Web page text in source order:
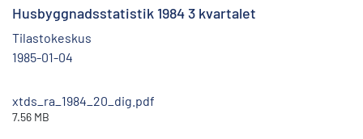
Husbyggnadsstatistik 1984 3 kvartalet
Tilastokeskus
1985-01-04
xtds_ra_1984_20_dig.pdf
7.56 MB